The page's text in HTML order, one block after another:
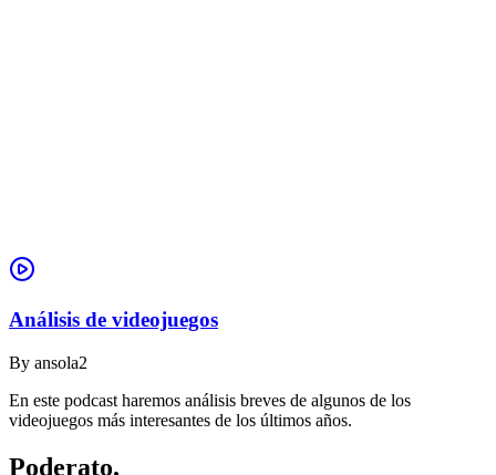
Análisis de videojuegos
By ansola2
En este podcast haremos análisis breves de algunos de los
videojuegos más interesantes de los últimos años.
Poderato.